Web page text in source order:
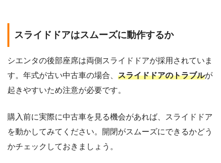
スライドドアはスムーズに動作するか
シエンタの後部座席は両側スライドドアが採用されていま
す。年式が古い中古車の場合、 スライドドアのトラブルが
起きやすいため注意が必要です。
購入前に実際に中古車を見る機会があれば、スライドドア
を動かしてみてください。開閉がスムーズにできるかどう
かチェックしておきましょう。